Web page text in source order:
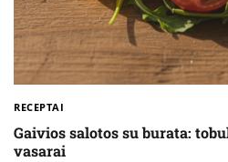
RECEPTAI
Gaivios salotos su burata:
vasarai